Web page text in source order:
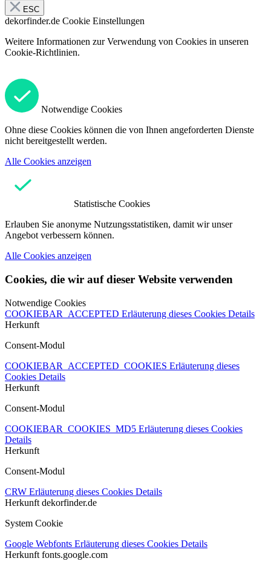
ESC
dekorfinder.de Cookie Einstellungen
Weitere Informationen zur Verwendung von Cookies in unseren
Cookie-Richtlinien.
Notwendige Cookies
Ohne diese Cookies können die von Ihnen angeforderten Dienste
nicht bereitgestellt werden.
Alle Cookies anzeigen
Statistische Cookies
Erlauben Sie anonyme Nutzungsstatistiken, damit wir unser
Angebot verbessern können.
Alle Cookies anzeigen
Cookies, die wir auf dieser Website verwenden
Notwendige Cookies
COOKIEBAR_ACCEPTED Erläuterung dieses Cookies Details
Herkunft
Consent-Modul
COOKIEBAR_ACCEPTED_COOKIES Erläuterung dieses
Cookies Details
Herkunft
Consent-Modul
COOKIEBAR_COOKIES_MD5 Erläuterung dieses Cookies
Details
Herkunft
Consent-Modul
CRW Erläuterung dieses Cookies Details
Herkunft dekorfinder.de
System Cookie
Google Webfonts Erläuterung dieses Cookies Details
Herkunft fonts.google.com